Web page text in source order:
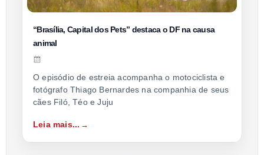
“Brasília, Capital dos Pets” destaca o DF na causa
animal
O episódio de estreia acompanha o motociclista e
fotógrafo Thiago Bernardes na companhia de seus
cães Filó, Téo e Juju
Leia mais...